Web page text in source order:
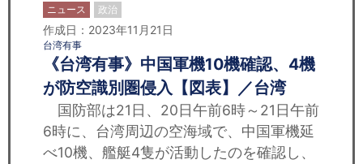
ニュース 政治
作成日：2023年11月21日
台湾有事
《台湾有事》中国軍機10機確認、4機
が防空識別圏侵入【図表】／台湾
国防部は21日、20日午前6時～21日午前
6時に、台湾周辺の空海域で、中国軍機延
べ10機、艦艇4隻が活動したのを確認し、